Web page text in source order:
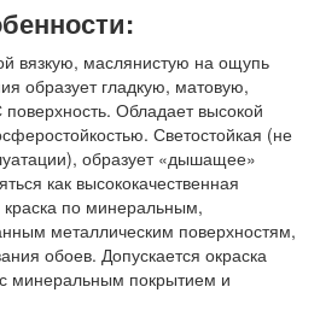
вязкую, маслянистую на ощупь
образует гладкую, матовую,
Обладает высокой
Светостойкая (не
образует «дышащее»
как высококачественная
по минеральным,
металлическим поверхностям,
обоев. Допускается окраска
минеральным покрытием и